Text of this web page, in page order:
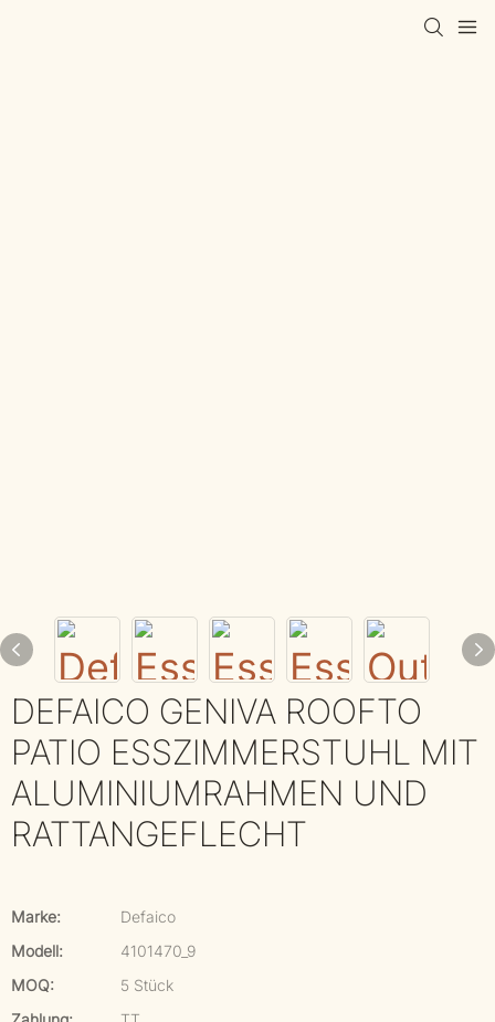
DEFAICO GENIVA ROOFTO
PATIO ESSZIMMERSTUHL MIT
ALUMINIUMRAHMEN UND
RATTANGEFLECHT
Marke:
Defaico
Modell:
4101470_9
MOQ:
5 Stück